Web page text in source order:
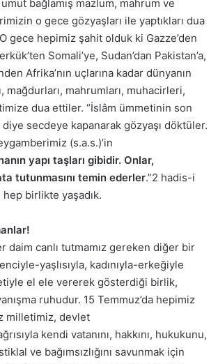
bağlamış mazlum, mahrum ve
o gece gözyaşları ile yaptıkları dua
O gece hepimiz şahit olduk ki Gazze’den
Somali’ye, Sudan’dan Pakistan’a,
Afrika’nın uçlarına kadar dünyanın
mağdurları, mahrumları, muhacirleri,
dua ettiler. “İslâm ümmetinin son
secdeye kapanarak gözyaşı döktüler.
(s.a.s.)’in
yapı taşları gibidir. Onlar,
tutunmasını temin ederler.”2 hadis-i
hep birlikte yaşadık.
daim canlı tutmamız gereken diğer bir
yaşlısıyla, kadınıyla-erkeğiyle
el ele vererek gösterdiği birlik,
ruhudur. 15 Temmuz’da hepimiz
milletimiz, devlet
kendi vatanını, hakkını, hukukunu,
ve bağımsızlığını savunmak için